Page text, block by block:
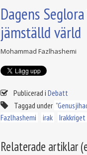
Dagens
jämställd värld
Mohammad Fazlhashemi
Publicerad i Debatt
Taggad under
Fazlhashemi
irak Irakkriget
Relaterade artiklar